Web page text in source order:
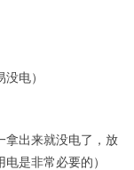
电）
拿出来就没电了，放
是非常必要的）